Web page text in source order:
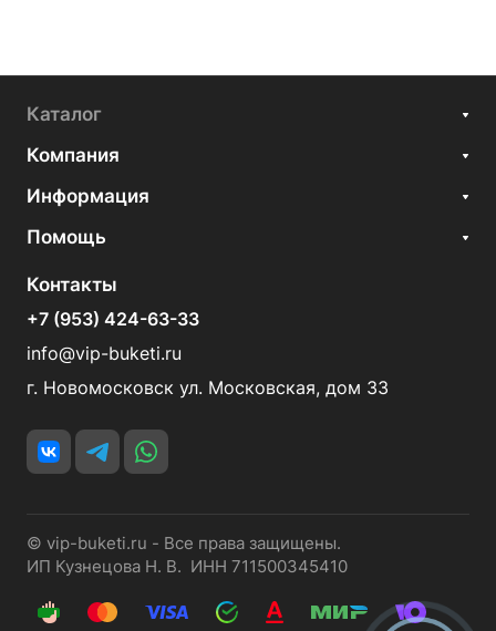
Каталог
Компания
Информация
Помощь
Контакты
+7 (953) 424-63-33
info@vip-buketi.ru
г. Новомосковск ул. Московская, дом 33
© vip-buketi.ru - Все права защищены.
ИП Кузнецова Н. В. ИНН 711500345410